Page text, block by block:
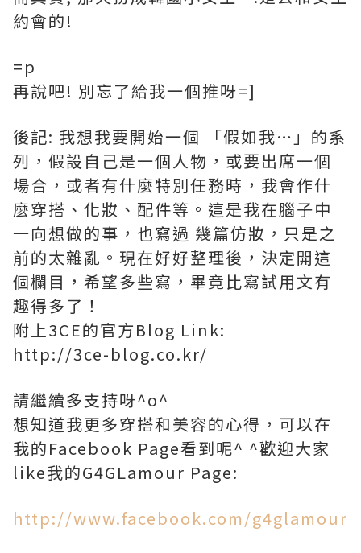
約會的!
=p
再說吧! 別忘了給我一個推呀=]
後記: 我想我要開始一個 「假如我…」的系
列，假設自己是一個人物，或要出席一個
場合，或者有什麼特別任務時，我會作什
麼穿搭、化妝、配件等。這是我在腦子中
一向想做的事，也寫過 幾篇仿妝，只是之
前的太雜亂。現在好好整理後，決定開這
個欄目，希望多些寫，畢竟比寫試用文有
趣得多了！
附上3CE的官方Blog Link:
http://3ce-blog.co.kr/
請繼續多支持呀^o^
想知道我更多穿搭和美容的心得，可以在
我的Facebook Page看到呢^ ^歡迎大家
like我的G4GLamour Page:
http://www.facebook.com/g4glamour